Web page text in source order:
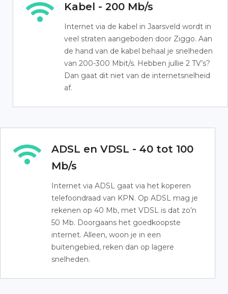
Kabel - 200 Mb/s
Internet via de kabel in Jaarsveld wordt in
veel straten aangeboden door Ziggo. Aan
de hand van de kabel behaal je snelheden
van 200-300 Mbit/s. Hebben jullie 2 TV’s?
Dan gaat dit niet van de internetsnelheid
af.
ADSL en VDSL - 40 tot 100
Mb/s
Internet via ADSL gaat via het koperen
telefoondraad van KPN. Op ADSL mag je
rekenen op 40 Mb, met VDSL is dat zo’n
50 Mb. Doorgaans het goedkoopste
internet. Alleen, woon je in een
buitengebied, reken dan op lagere
snelheden.